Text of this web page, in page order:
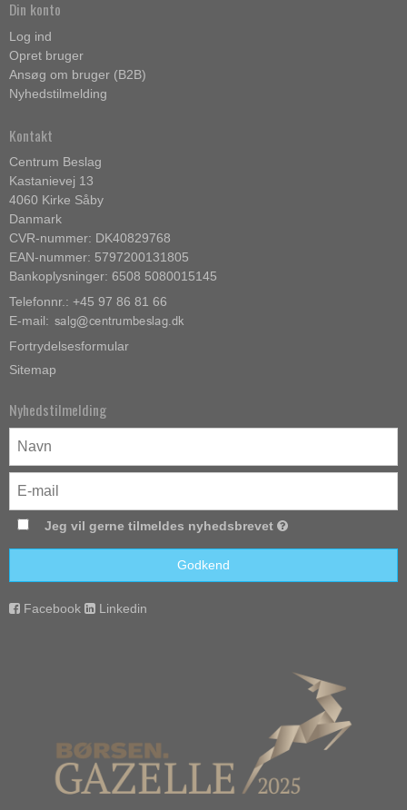
Din konto
Log ind
Opret bruger
Ansøg om bruger (B2B)
Nyhedstilmelding
Kontakt
Centrum Beslag
Kastanievej 13
4060 Kirke Såby
Danmark
CVR-nummer: DK40829768
EAN-nummer: 5797200131805
Bankoplysninger: 6508 5080015145
Telefonnr.: +45 97 86 81 66
E-mail:
Fortrydelsesformular
Sitemap
Nyhedstilmelding
Jeg vil gerne tilmeldes nyhedsbrevet
Godkend
Facebook Linkedin